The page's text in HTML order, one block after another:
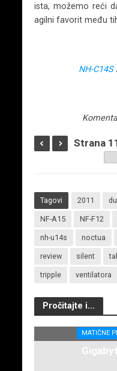
ista, možemo reći
agilni favorit među
NH-C14S
Strana
Tagovi 2011
NF-A15 NF-F12
nh-u14s noctua
review silent tall
tripple ventilatora
Pročitajte i...
MATIČNE